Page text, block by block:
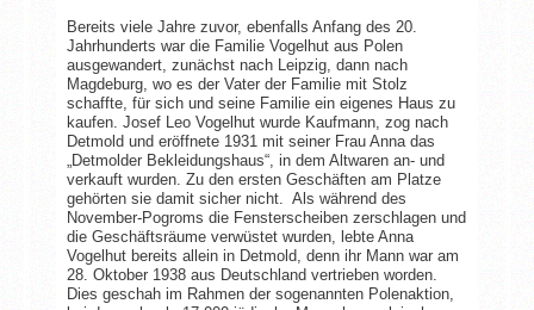
Bereits viele Jahre zuvor, ebenfalls Anfang des 20.
Jahrhunderts war die Familie Vogelhut aus Polen
ausgewandert, zunächst nach Leipzig, dann nach
Magdeburg, wo es der Vater der Familie mit Stolz
schaffte, für sich und seine Familie ein eigenes Haus zu
kaufen. Josef Leo Vogelhut wurde Kaufmann, zog nach
Detmold und eröffnete 1931 mit seiner Frau Anna das
„Detmolder Bekleidungshaus“, in dem Altwaren an- und
verkauft wurden. Zu den ersten Geschäften am Platze
gehörten sie damit sicher nicht. Als während des
November-Pogroms die Fensterscheiben zerschlagen und
die Geschäftsräume verwüstet wurden, lebte Anna
Vogelhut bereits allein in Detmold, denn ihr Mann war am
28. Oktober 1938 aus Deutschland vertrieben worden.
Dies geschah im Rahmen der sogenannten Polenaktion,